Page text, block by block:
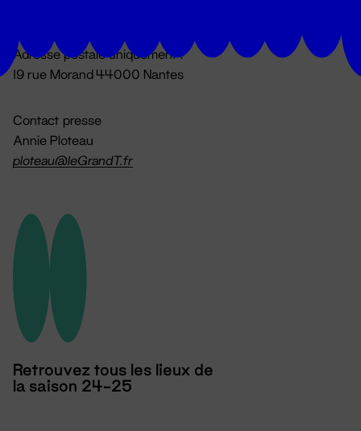
Adresse postale uniquement :
19 rue Morand 44000 Nantes
Contact presse
Annie Ploteau
ploteau@leGrandT.fr
Retrouvez tous les lieux de
la saison 24-25